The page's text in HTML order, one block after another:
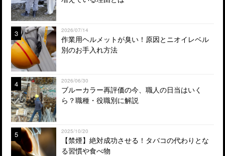
3 2026/07/14
作業用ヘルメットが臭い！原因とニオイレベル
別のお手入れ方法
4 2026/06/30
ブルーカラー再評価の今、職人の日当はいく
ら？職種・役職別に解説
5 2025/10/20
【禁煙】絶対成功させる！タバコの代わりとな
る習慣や食べ物